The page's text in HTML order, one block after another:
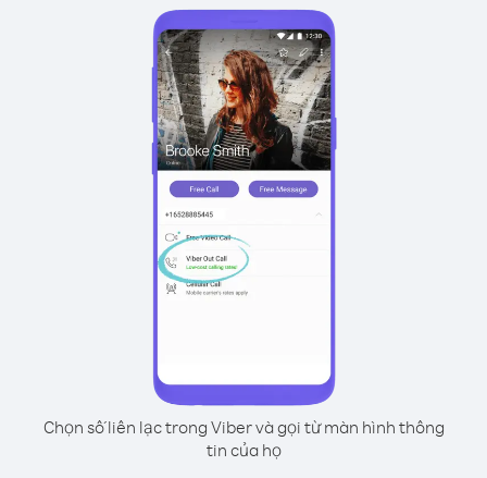
Chọn số liên lạc trong Viber và gọi từ màn hình thông
tin của họ